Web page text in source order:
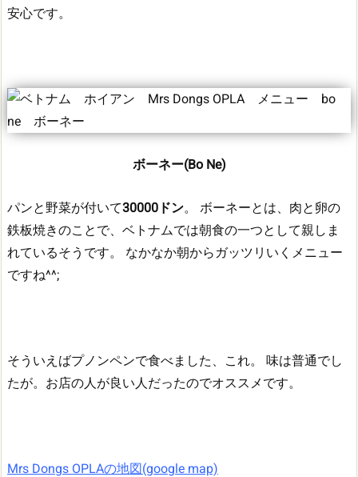
安心です。
ボーネー(Bo Ne)
パンと野菜が付いて30000ドン。
ボーネーとは、肉と卵の
鉄板焼きのことで、ベトナムでは朝食の一つとして親しま
れているそうです。
なかなか朝からガッツリいくメニュー
ですね^^;
そういえばプノンペンで食べました、これ。
味は普通でし
たが。お店の人が良い人だったのでオススメです。
Mrs Dongs OPLAの地図(google map)